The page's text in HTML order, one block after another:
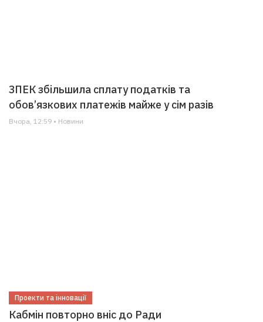
ЗПЕК збільшила сплату податків та
обов’язкових платежів майже у сім разів
Вчора, 12:59 • Новини
Проекти та інновації
Кабмін повторно вніс до Ради